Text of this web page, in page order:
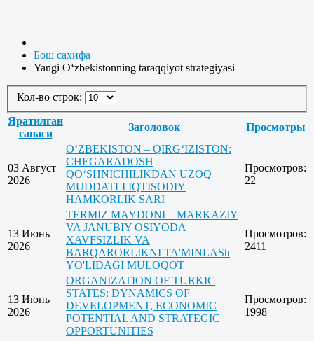
Бош сахифа
Yangi O‘zbekistonning taraqqiyot strategiyasi
Кол-во строк:
Яратилган
санаси
Заголовок Просмотры
03 Август
2026
O‘ZBEKISTON – QIRG‘IZISTON:
CHEGARADOSH
QO‘SHNICHILIKDAN UZOQ
MUDDATLI IQTISODIY
HAMKORLIK SARI
Просмотров:
22
13 Июнь
2026
TERMIZ MAYDONI – MARKAZIY
VA JANUBIY OSIYODA
XAVFSIZLIK VA
BARQARORLIKNI TA'MINLASh
YO'LIDAGI MULOQOT
Просмотров:
2411
13 Июнь
2026
ORGANIZATION OF TURKIC
STATES: DYNAMICS OF
DEVELOPMENT, ECONOMIC
POTENTIAL AND STRATEGIC
OPPORTUNITIES
Просмотров:
1998